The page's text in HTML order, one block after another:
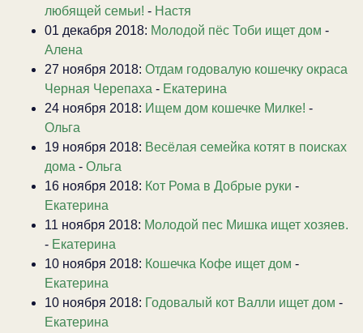
любящей семьи! - Настя
01 декабря 2018: Молодой пёс Тоби ищет дом -
Алена
27 ноября 2018: Отдам годовалую кошечку окраса
Черная Черепаха - Екатерина
24 ноября 2018: Ищем дом кошечке Милке! -
Ольга
19 ноября 2018: Весёлая семейка котят в поисках
дома - Ольга
16 ноября 2018: Кот Рома в Добрые руки -
Екатерина
11 ноября 2018: Молодой пес Мишка ищет хозяев.
- Екатерина
10 ноября 2018: Кошечка Кофе ищет дом -
Екатерина
10 ноября 2018: Годовалый кот Валли ищет дом -
Екатерина